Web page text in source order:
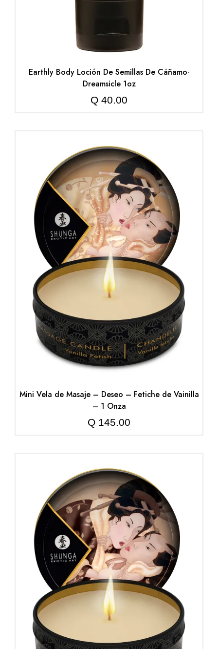
Earthly Body Loción De Semillas De Cáñamo-
Dreamsicle 1oz
Q 40.00
Mini Vela de Masaje – Deseo – Fetiche de Vainilla
– 1 Onza
Q 145.00